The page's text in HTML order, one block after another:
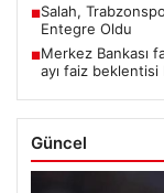
■Salah,
Entegre Oldu
■Merkez Bankası
ayı faiz beklentisi
Güncel